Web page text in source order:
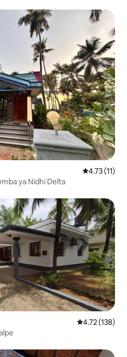
Ukadiriaji wa
4.73 (11)
ya Nidhi Delta
Ukadiriaji wa
4.72 (138)